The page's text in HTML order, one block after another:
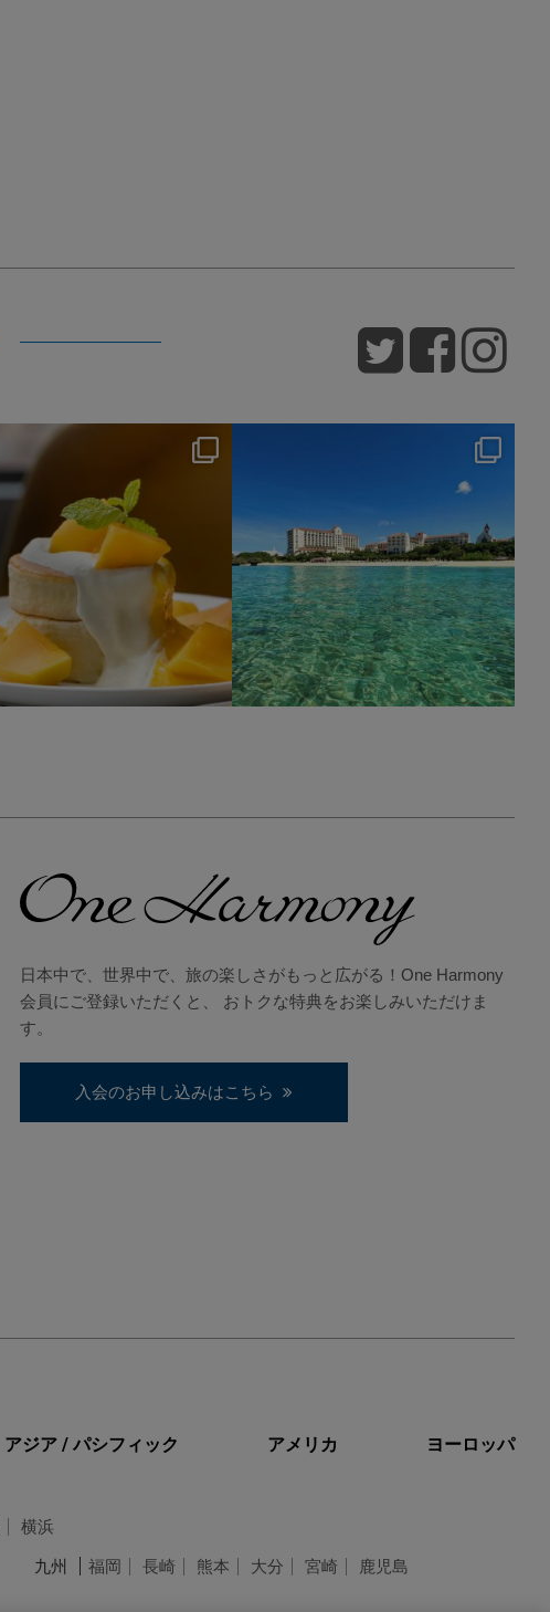
nikko_hotels
1
日本中で、世界中で、旅の楽しさがもっと広がる！One Harmony
会員にご登録いただくと、 おトクな特典をお楽しみいただけま
す。
入会のお申し込みはこちら
アジア / パシフィック アメリカ ヨーロッパ
横浜
九州 福岡 長崎 熊本 大分 宮崎 鹿児島